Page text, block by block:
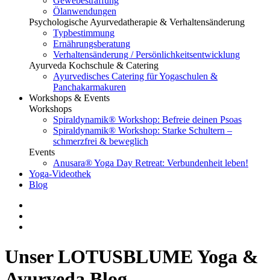
Ölanwendungen
Psychologische Ayurvedatherapie & Verhaltensänderung
Typbestimmung
Ernährungsberatung
Verhaltensänderung / Persönlichkeitsentwicklung
Ayurveda Kochschule & Catering
Ayurvedisches Catering für Yogaschulen &
Panchakarmakuren
Workshops & Events
Workshops
Spiraldynamik® Workshop: Befreie deinen Psoas
Spiraldynamik® Workshop: Starke Schultern –
schmerzfrei & beweglich
Events
Anusara® Yoga Day Retreat: Verbundenheit leben!
Yoga-Videothek
Blog
Unser LOTUSBLUME Yoga &